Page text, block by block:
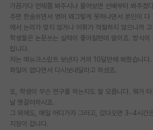
특수/전문대학원 게시판
반도체/AI 게시판
장학금/장학생 게시판
학술 정보 게시판
커리어
유학교육
가끔가다 언제쯤 봐주시냐 물어보면 선배부터 봐주겠
주면 한숨쉬면서 영어 왜그렇게 못하냐면서 본인이
에서 논리가 맞지 않거나 어휘가 적절하지 않으니까
학생들은 논문쓰는 실력이 좋아질텐데 말이죠. 방식이
립니다.
저는 메뉴크스립트 보낸지 거의 10달만에 봐줬습니다.
파일이 없다면서 다시보내달라고 하셨죠.
또, 학생이 무슨 연구를 하는지도 잘 모릅니다. 뭐가
날 헷갈려하시죠.
그 외에도, 매일 어디가자 그러고, 갔다오면 3~4시간
지장이 갑니다.